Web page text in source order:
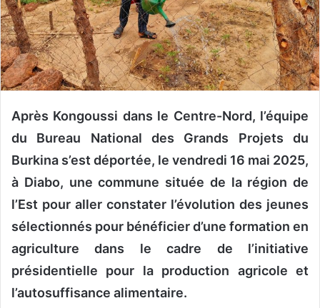
c
o
u
r
r
e
Après Kongoussi dans le Centre-Nord, l’équipe
du Bureau National des Grands Projets du
Burkina s’est déportée, le vendredi 16 mai 2025,
à Diabo, une commune située de la région de
l’Est pour aller constater l’évolution des jeunes
sélectionnés pour bénéficier d’une formation en
agriculture dans le cadre de l’initiative
présidentielle pour la production agricole et
l’autosuffisance alimentaire.